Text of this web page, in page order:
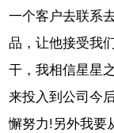
一个客户去联系
品，让他接受我
干，我相信星星
来投入到公司今
懈努力!另外我要